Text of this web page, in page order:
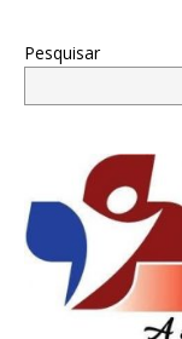
Pesquisar